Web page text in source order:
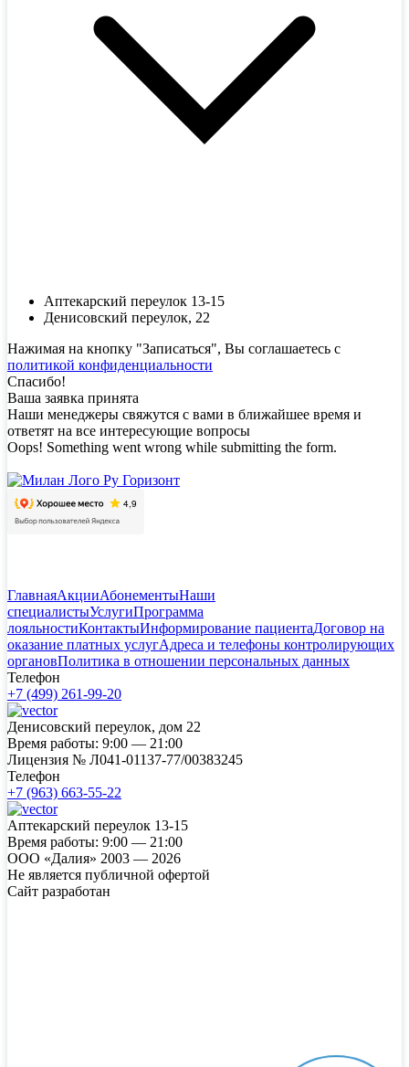
Аптекарский переулок 13-15
Денисовский переулок, 22
Нажимая на кнопку "Записаться", Вы соглашаетесь с
политикой конфиденциальности
Спасибо!
Ваша заявка принята
Наши менеджеры свяжутся с вами в ближайшее время и
ответят на все интересующие вопросы
Oops! Something went wrong while submitting the form.
ГлавнаяАкцииАбонементыНаши
специалистыУслугиПрограмма
лояльностиКонтактыИнформирование пациентаДоговор на
оказание платных услугАдреса и телефоны контролирующих
органовПолитика в отношении персональных данных
Телефон
+7 (499) 261-99-20
Денисовский переулок, дом 22
Время работы: 9:00 — 21:00
Лицензия № Л041-01137-77/00383245
Телефон
+7 (963) 663-55-22
Аптекарский переулок 13-15
Время работы: 9:00 — 21:00
ООО «Далия» 2003 — 2026
Не является публичной офертой
Сайт разработан